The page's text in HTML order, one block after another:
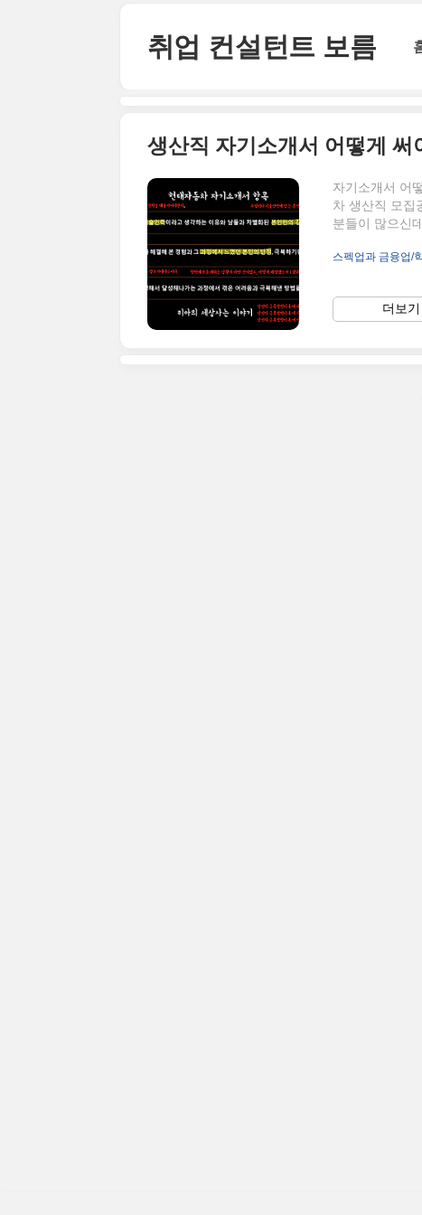
취업 컨설턴트 보름
생산직 자기소개서 어떻게
자기소개서 어
차 생산직 모집
분들이 많으신
고 생각해요.
단순 반복 작업
이 특징입니다
스펙업과 금융업/
더보기